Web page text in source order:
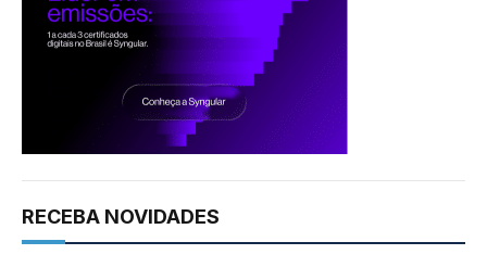
RECEBA NOVIDADES